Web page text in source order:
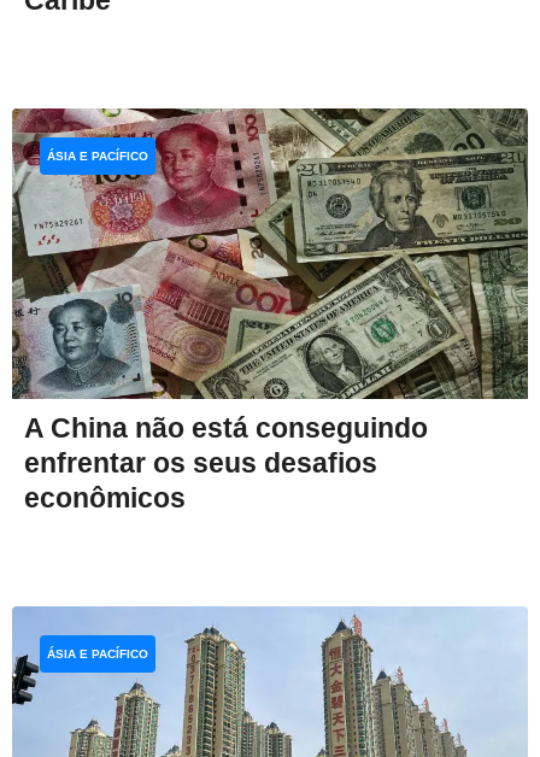
A China não está conseguindo
enfrentar os seus desafios
econômicos
ÁSIA E PACÍFICO
ÁSIA E PACÍFICO